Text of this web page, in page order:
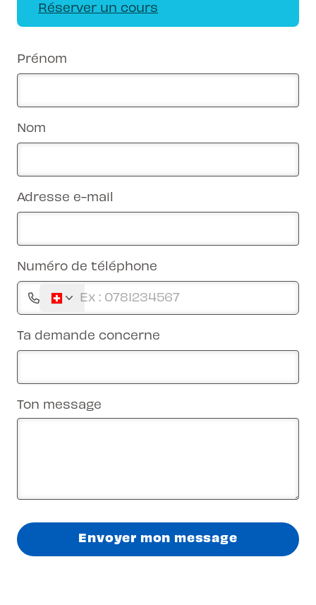
Réserver un cours
Prénom
Nom
Adresse e-mail
Numéro de téléphone
Ta demande concerne
Ton message
Envoyer mon message